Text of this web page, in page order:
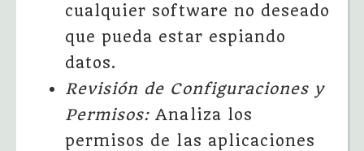
cualquier software no deseado
que pueda estar espiando
datos.
Revisión de Configuraciones y
Permisos: Analiza los
permisos de las aplicaciones